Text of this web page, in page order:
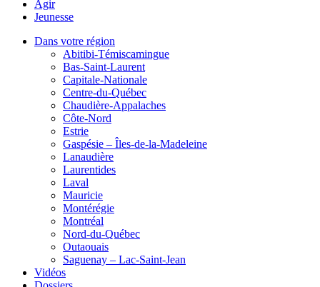
Agir
Jeunesse
Dans votre région
Abitibi-Témiscamingue
Bas-Saint-Laurent
Capitale-Nationale
Centre-du-Québec
Chaudière-Appalaches
Côte-Nord
Estrie
Gaspésie – Îles-de-la-Madeleine
Lanaudière
Laurentides
Laval
Mauricie
Montérégie
Montréal
Nord-du-Québec
Outaouais
Saguenay – Lac-Saint-Jean
Vidéos